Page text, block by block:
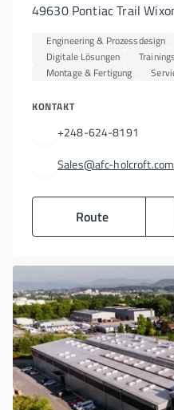
49630 Pontiac Trail
Engineering & Prozessdesign
Digitale Lösungen
Montage & Fertigung
KONTAKT
+248-624-8191
Sales@afc-holcroft.com
Route